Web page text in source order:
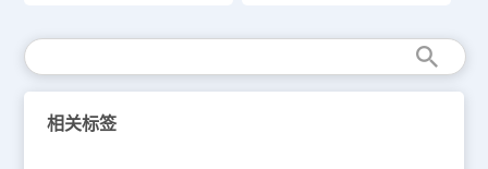
相关标签